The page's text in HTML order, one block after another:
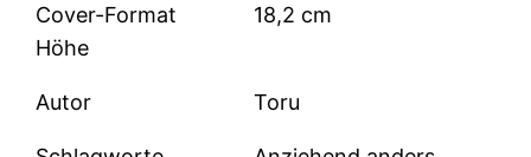
Cover-Format
Höhe
18,2 cm
Autor Toru